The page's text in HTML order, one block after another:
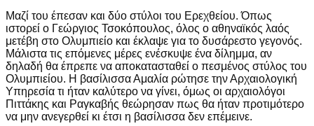
Μαζί του έπεσαν και δύο στύλοι του Ερεχθείου. Όπως
ιστορεί ο Γεώργιος Τσοκόπουλος, όλος ο αθηναϊκός λαός
μετέβη στο Ολυμπιείο και έκλαψε για το δυσάρεστο γεγονός.
Μάλιστα τις επόμενες μέρες ενέσκυψε ένα δίλημμα, αν
δηλαδή θα έπρεπε να αποκατασταθεί ο πεσμένος στύλος του
Ολυμπιείου. Η βασίλισσα Αμαλία ρώτησε την Αρχαιολογική
Υπηρεσία τι ήταν καλύτερο να γίνει, όμως οι αρχαιολόγοι
Πιττάκης και Ραγκαβής θεώρησαν πως θα ήταν προτιμότερο
να μην ανεγερθεί κι έτσι η βασίλισσα δεν επέμεινε.